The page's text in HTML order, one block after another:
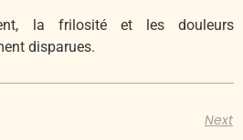
la frilosité et les douleurs
disparues.
Next